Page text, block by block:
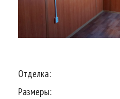
Отделка:
Размеры: